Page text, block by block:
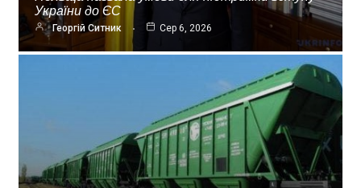
України до ЄС
Георгій Ситник Сер 6, 2026